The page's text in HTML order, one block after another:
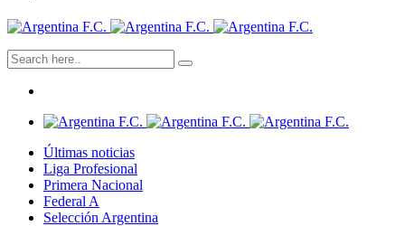
Últimas noticias
Liga Profesional
Primera Nacional
Federal A
Selección Argentina